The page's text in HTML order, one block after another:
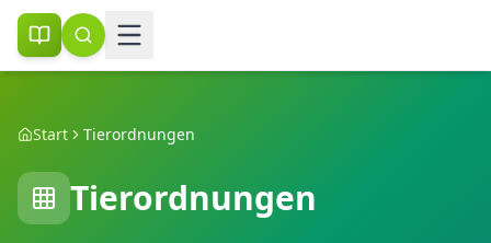
Start Tierordnungen
Tierordnungen